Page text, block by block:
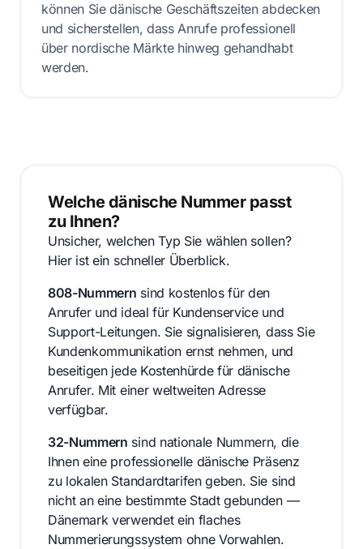
können Sie dänische Geschäftszeiten abdecken
und sicherstellen, dass Anrufe professionell
über nordische Märkte hinweg gehandhabt
werden.
Welche dänische Nummer passt
zu Ihnen?
Unsicher, welchen Typ Sie wählen sollen?
Hier ist ein schneller Überblick.
808-Nummern sind kostenlos für den
Anrufer und ideal für Kundenservice und
Support-Leitungen. Sie signalisieren, dass Sie
Kundenkommunikation ernst nehmen, und
beseitigen jede Kostenhürde für dänische
Anrufer. Mit einer weltweiten Adresse
verfügbar.
32-Nummern sind nationale Nummern, die
Ihnen eine professionelle dänische Präsenz
zu lokalen Standardtarifen geben. Sie sind
nicht an eine bestimmte Stadt gebunden —
Dänemark verwendet ein flaches
Nummerierungssystem ohne Vorwahlen.